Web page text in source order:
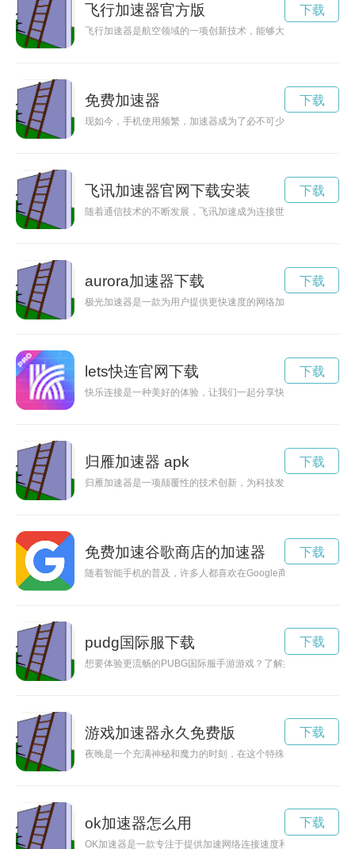
飞行加速器官方版
飞行加速器是航空领域的一项创新技术，能够大幅提升飞机的
下载
免费加速器
现如今，手机使用频繁，加速器成为了必不可少的工具。而现
下载
飞讯加速器官网下载安装
随着通信技术的不断发展，飞讯加速成为连接世界各地的快速
下载
aurora加速器下载
极光加速器是一款为用户提供更快速度的网络加速器，让你畅享
下载
lets快连官网下载
快乐连接是一种美好的体验，让我们一起分享快乐，互相连心。
下载
归雁加速器 apk
归雁加速器是一项颠覆性的技术创新，为科技发展注入了新的活
下载
免费加速谷歌商店的加速器
随着智能手机的普及，许多人都喜欢在Google商店下载各种应
下载
pudg国际服下载
想要体验更流畅的PUBG国际服手游游戏？了解如何通过加速
下载
游戏加速器永久免费版
夜晚是一个充满神秘和魔力的时刻，在这个特殊的时段，我们
下载
ok加速器怎么用
OK加速器是一款专注于提供加速网络连接速度和保护用户隐私
下载